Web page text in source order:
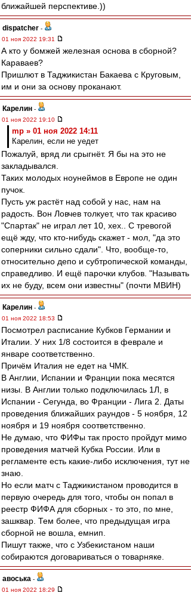
ближайшей перспективе.))
dispatcher -
01 ноя 2022 19:31
А кто у бомжей железная основа в сборной?
Караваев?
Пришлют в Таджикистан Бакаева с Круговым,
им и они за основу проканают.
Карелин -
01 ноя 2022 19:10
mp » 01 ноя 2022 14:11
Карелин, если не уедет
Пожалуй, вряд ли срыгнёт. Я бы на это не
закладывался.
Таких молодых ноунеймов в Европе не один
пучок.
Пусть уж растёт над собой у нас, нам на
радость. Вон Ловчев толкует, что так красиво
"Спартак" не играл лет 10, хех.. С тревогой
ещё жду, что кто-нибудь скажет - мол, "да это
соперники сильно сдали". Что, вообще-то,
относительно депо и субтропической команды,
справедливо. И ещё парочки клубов. "Называть
их не буду, всем они известны" (почти МВИН)
Карелин -
01 ноя 2022 18:53
Посмотрел расписание Кубков Германии и
Италии. У них 1/8 состоится в феврале и
январе соответственно.
Причём Италия не едет на ЧМК.
В Англии, Испании и Франции пока месятся
низы. В Англии только подключилась 1Л, в
Испании - Сегунда, во Франции - Лига 2. Даты
проведения ближайших раундов - 5 ноября, 12
ноября и 19 ноября соответственно.
Не думаю, что ФИФы так просто пройдут мимо
проведения матчей Кубка России. Или в
регламенте есть какие-либо исключения, тут не
знаю.
Но если матч с Таджикистаном проводится в
первую очередь для того, чтобы он попал в
реестр ФИФА для сборных - то это, по мне,
зашквар. Тем более, что предыдущая игра
сборной не вошла, емнип.
Пишут также, что с Узбекистаном наши
собираются договариваться о товарняке.
авоська -
01 ноя 2022 18:29